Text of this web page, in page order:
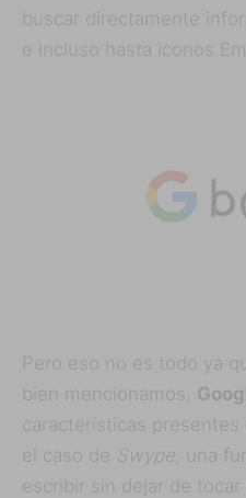
buscar directamente
e incluso hasta iconos
Pero eso no es todo ya
bien mencionamos,
características presentes
el caso de Swype , una
escribir sin dejar de tocar